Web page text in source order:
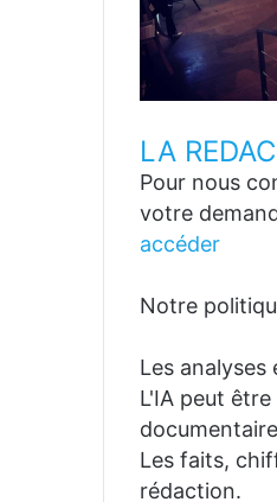
LA
Pour nous
votre
accéder
Notre
Les
L'IA peut
Les faits,
rédaction.